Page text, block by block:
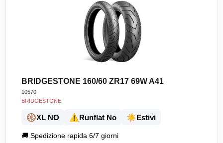
BRIDGESTONE 160/60 ZR17 69W A41
10570
BRIDGESTONE
🛞XL NO ⚠️Runflat No ☀️Estivi
🚚Spedizione rapida 6/7 giorni